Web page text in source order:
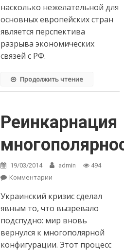
насколько нежелательной для
основных европейских стран
является перспектива
разрыва экономических
связей с РФ.
Продолжить чтение
Реинкарнация
19/03/2014 admin 494
Комментарии
Украинский кризис сделал
явным то, что вызревало
подспудно: мир вновь
вернулся к многополярной
конфигурации. Этот процесс